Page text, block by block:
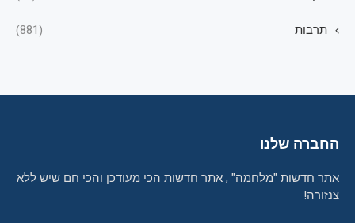
תרבות (881)
החברה שלנו
אתר חדשות "מלחמה" , אתר חדשות הכי מעודכן והכי חם שיש ללא
צנזורה!